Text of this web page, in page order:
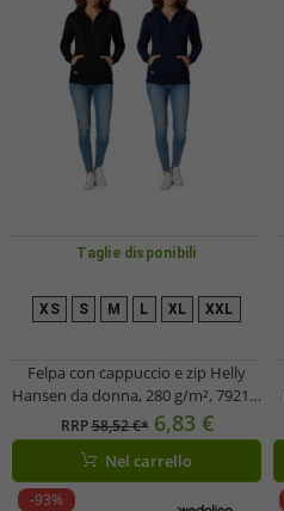
Taglie disponibili
XS S M L XL XXL
Felpa con cappuccio e zip Helly
Hansen da donna, 280 g/m², 79217,
nera o blu scuro
RRP58,52 €* 6,83 €
Nel carrello
-93%